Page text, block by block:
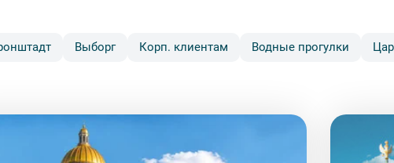
Выборг Корп. клиентам Водные прогулки